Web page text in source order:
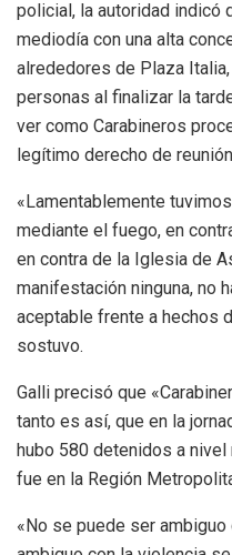
policial, la autoridad indicó
mediodía con una alta
alrededores de Plaza
personas al finalizar la
ver como Carabineros
legítimo derecho de
«Lamentablemente
mediante el fuego, en
en contra de la Iglesia de
manifestación ninguna, no
aceptable frente a hechos
sostuvo.
Galli precisó que
tanto es así, que en la
hubo 580 detenidos a
fue en la Región
«No se puede ser